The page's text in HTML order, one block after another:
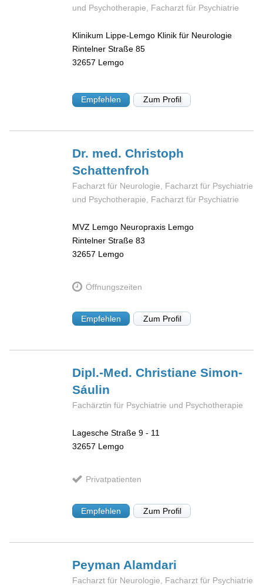
und Psychotherapie, Facharzt für Psychiatrie
Klinikum Lippe-Lemgo Klinik für Neurologie
Rintelner Straße 85
32657 Lemgo
Empfehlen Zum Profil
Dr. med. Christoph
Schattenfroh
Facharzt für Neurologie, Facharzt für Psychiatrie
und Psychotherapie, Facharzt für Psychiatrie
MVZ Lemgo Neuropraxis Lemgo
Rintelner Straße 83
32657 Lemgo
Öffnungszeiten
Empfehlen Zum Profil
Dipl.-Med. ChristianeSimon-
Sáulin
Fachärztin für Psychiatrie und Psychotherapie
Lagesche Straße 9 - 11
32657 Lemgo
Privatpatienten
Empfehlen Zum Profil
Peyman Alamdari
Facharzt für Neurologie, Facharzt für Psychiatrie